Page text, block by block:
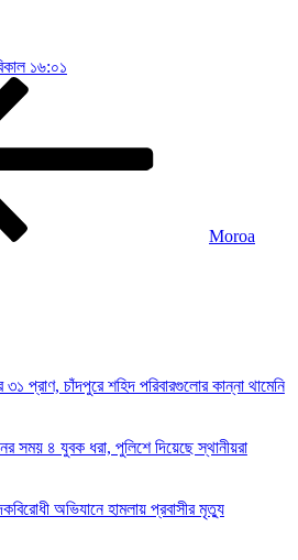
১৬:০১
Moroa
প্রাণ, চাঁদপুরে শহিদ পরিবারগুলোর কান্না থামেনি
সময় ৪ যুবক ধরা, পুলিশে দিয়েছে স্থানীয়রা
অভিযানে হামলায় প্রবাসীর মৃত্যু